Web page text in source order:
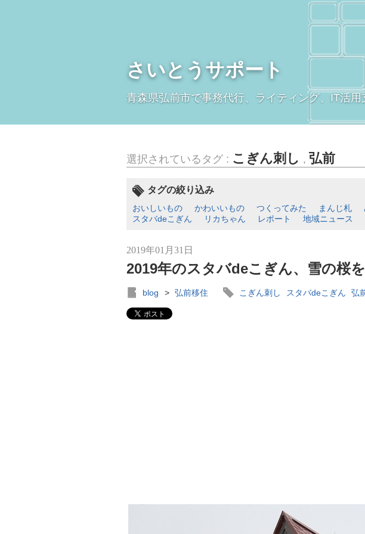
さいとうサポート
青森県弘前市で事務代行、ライティング、IT活
選択されているタグ : こぎん刺し , 弘前
タグの絞り込み
おいしいもの かわいいもの つくってみた まんじ札
スタバdeこぎん
リカちゃん レポート 地域ニュース
2019年01月31日
2019年のスタバdeこぎん、雪の桜
blog > 弘前移住 こぎん刺し スタバdeこぎん 弘